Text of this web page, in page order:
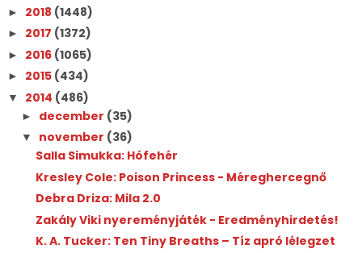
► 2018 (1448)
► 2017 (1372)
► 2016 (1065)
► 2015 (434)
▼ 2014 (486)
► december (35)
▼ november (36)
Salla Simukka: Hófehér
Kresley Cole: Poison Princess - Méreghercegnő
Debra Driza: Mila 2.0
Zakály Viki nyereményjáték - Eredményhirdetés!
K. A. Tucker: Ten Tiny Breaths – Tíz apró lélegzet